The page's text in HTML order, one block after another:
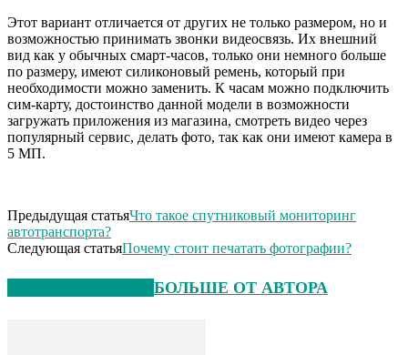
Этот вариант отличается от других не только размером, но и
возможностью принимать звонки видеосвязь. Их внешний
вид как у обычных смарт-часов, только они немного больше
по размеру, имеют силиконовый ремень, который при
необходимости можно заменить. К часам можно подключить
сим-карту, достоинство данной модели в возможности
загружать приложения из магазина, смотреть видео через
популярный сервис, делать фото, так как они имеют камера в
5 МП.
Предыдущая статьяЧто такое спутниковый мониторинг
автотранспорта?
Следующая статьяПочему стоит печатать фотографии?
БОЛЬШЕ ОТ АВТОРА